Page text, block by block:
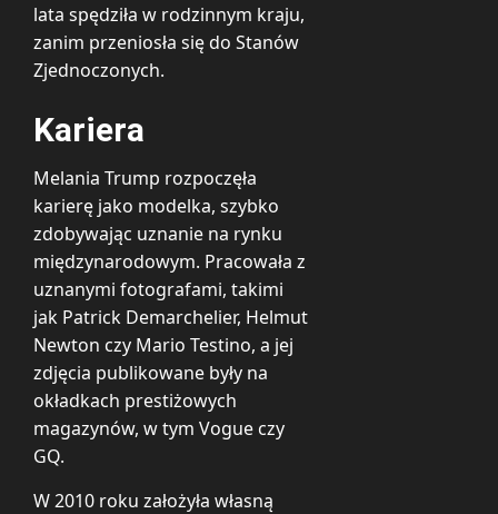
lata spędziła w rodzinnym kraju,
zanim przeniosła się do Stanów
Zjednoczonych.
Kariera
Melania Trump rozpoczęła
karierę jako modelka, szybko
zdobywając uznanie na rynku
międzynarodowym. Pracowała z
uznanymi fotografami, takimi
jak Patrick Demarchelier, Helmut
Newton czy Mario Testino, a jej
zdjęcia publikowane były na
okładkach prestiżowych
magazynów, w tym Vogue czy
GQ.
W 2010 roku założyła własną